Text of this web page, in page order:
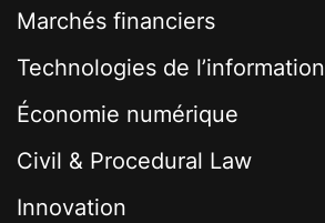
Marchés financiers
Technologies de l’information
Économie numérique
Civil & Procedural Law
Innovation